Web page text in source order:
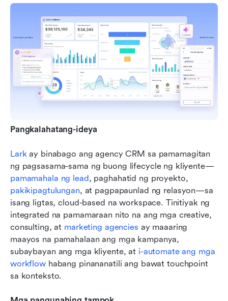
Pangkalahatang-ideya
Lark ay binabago ang agency CRM sa pamamagitan
ng pagsasama-sama ng buong lifecycle ng kliyente—
pamamahala ng lead
pakikipagtulungan, at pagpapaunlad ng relasyon—sa
isang ligtas, cloud-based na workspace. Tinitiyak ng
integrated na pamamaraan nito na ang mga creative,
consulting, at marketing agencies ay maaaring
maayos na pamahalaan ang mga kampanya,
subaybayan ang mga kliyente, at i-automate ang mga
workflow habang pinananatili ang bawat touchpoint
sa konteksto.